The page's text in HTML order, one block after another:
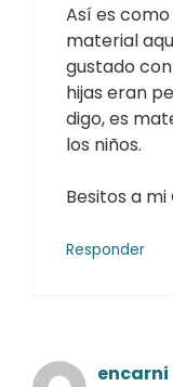
Así es
material
gustado
hijas eran
digo, es
los niños.
Besitos a mi
Responder
encarni